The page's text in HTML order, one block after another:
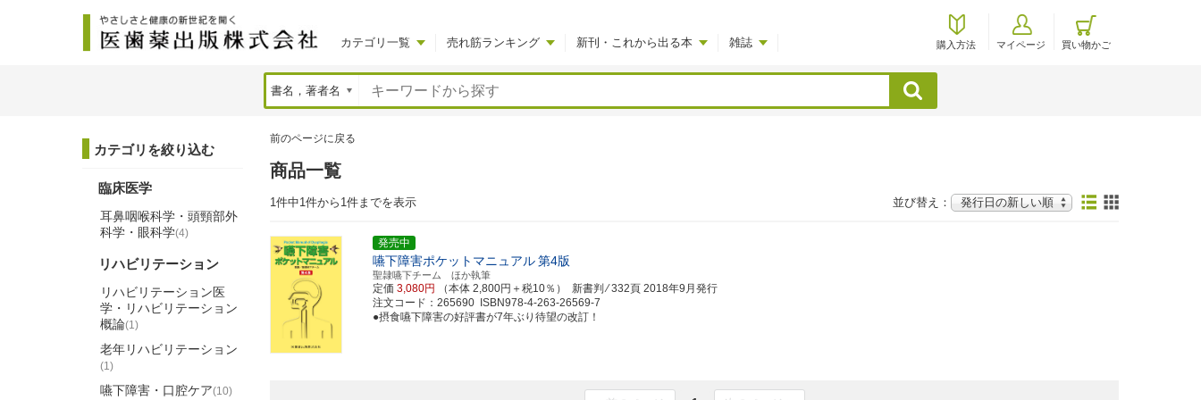
カテゴリ一覧 売れ筋ランキング 新刊・これから出る本 雑誌 購入方法 マイページ 買い物かご
検索
前のページに戻る
商品一覧
1件中1件から1件までを表示 並び替え：
発売中
嚥下障害ポケットマニュアル第4版
聖隷嚥下チーム ほか執筆
定価 3,080円 （本体 2,800円＋税10％） 新書判 ⁄ 332頁 2018年9月発行
注文コード：265690 ISBN978-4-263-26569-7
●摂食嚥下障害の好評書が7年ぶり待望の改訂！
カテゴリを絞り込む
臨床医学
耳鼻咽喉科学・頭頸部外
科学・眼科学(4)
リハビリテーション
リハビリテーション医
学・リハビリテーション
概論(1)
老年リハビリテーション
(1)
嚥下障害・口腔ケア(10)